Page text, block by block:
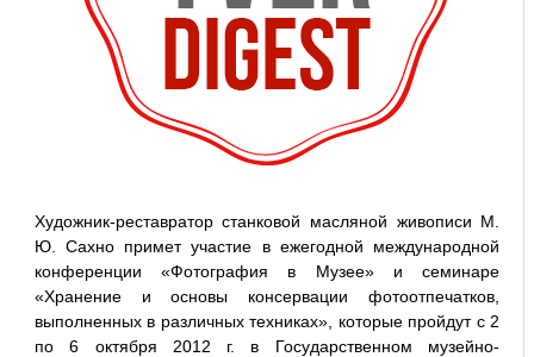
Художник-реставратор станковой масляной живописи М.
Ю. Сахно примет участие в ежегодной международной
конференции «Фотография в Музее» и семинаре
«Хранение и основы консервации фотоотпечатков,
выполненных в различных техниках», которые пройдут с 2
по 6 октября 2012 г. в Государственном музейно-